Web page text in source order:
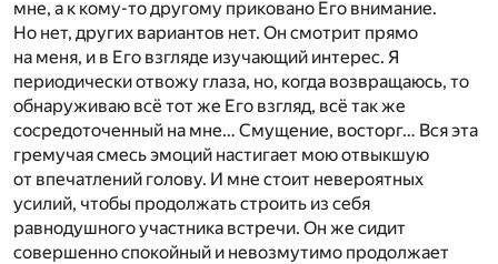
мне, а к кому-то другому приковано Его внимание.
Но нет, других вариантов нет. Он смотрит прямо
на меня, и в Его взгляде изучающий интерес. Я
периодически отвожу глаза, но, когда возвращаюсь, то
обнаруживаю всё тот же Его взгляд, всё так же
сосредоточенный на мне… Смущение, восторг… Вся эта
гремучая смесь эмоций настигает мою отвыкшую
от впечатлений голову. И мне стоит невероятных
усилий, чтобы продолжать строить из себя
равнодушного участника встречи. Он же сидит
совершенно спокойный и невозмутимо продолжает